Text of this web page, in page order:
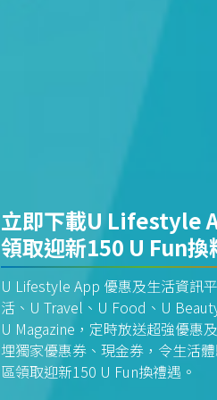
立即下載U Lifestyle
領取迎新150 U Fun換
U Lifestyle App 優惠及生活資訊
活、U Travel、U Food、U
U Magazine，定時放送超強優惠
埋獨家優惠券、現金券，令生活
區領取迎新150 U Fun換禮遇。